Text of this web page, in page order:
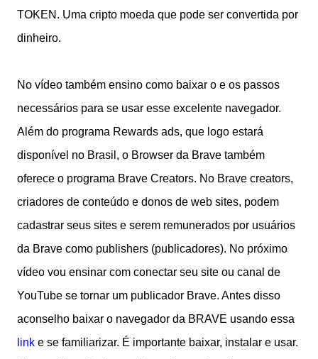
disadvantages of creating an nft (Non-fungible To...
TOKEN. Uma cripto moeda que pode ser convertida por
dinheiro.
No vídeo também ensino como baixar o e os passos
necessários para se usar esse excelente navegador.
Além do programa Rewards ads, que logo estará
disponível no Brasil, o Browser da Brave também
oferece o programa Brave Creators. No Brave creators,
criadores de conteúdo e donos de web sites, podem
cadastrar seus sites e serem remunerados por usuários
da Brave como publishers (publicadores). No próximo
vídeo vou ensinar com conectar seu site ou canal de
YouTube se tornar um publicador Brave. Antes disso
aconselho baixar o navegador da BRAVE usando essa
link e se familiarizar. É importante baixar, instalar e usar.